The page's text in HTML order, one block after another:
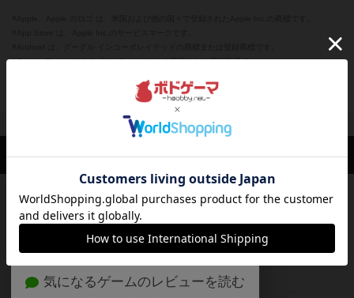
※Google Play とそのロゴは、Google Inc.の商標または登録商標です。
ボドとも一覧 ゾエ マイボードゲーム
閉じる
ボードゲームのプレイ履歴を記録し
て、
自分のデータを管理しませんか？
約75,000人がボドゲーマを利用中！
気になるゲームのレビューを読む
ボドゲーマTOP
ボードゲームを検索する
ボードゲームの新着レビュー
ボードゲーム会情報